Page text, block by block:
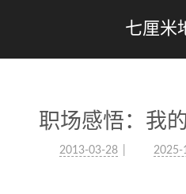
七厘米
职场感悟：我
2013-03-28 2025-